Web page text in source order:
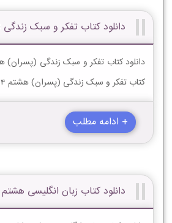
دانلود کتاب تفکر و سبک
دانلود کتاب تفکر و سبک زندگی
کتاب تفکر و سبک زندگی (پسران) هشتم 1404-1405
+ ادامه مطلب
دانلود کتاب زبان انگلیسی هشتم